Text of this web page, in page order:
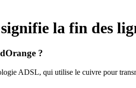
la fin des
?
ADSL, qui utilise le cuivre pour